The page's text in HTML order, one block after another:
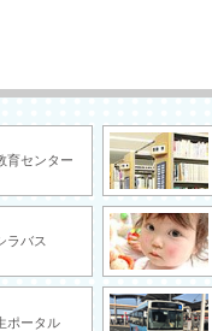
育センター
ラバス
ポータル